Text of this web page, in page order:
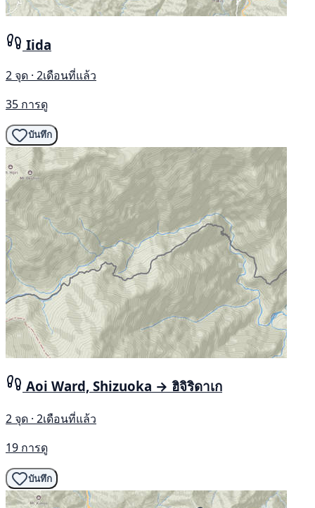
Iida
2 จุด · 2เดือนที่แล้ว
35 การดู
บันทึก
Aoi Ward, Shizuoka → ฮิจิริดาเก
2 จุด · 2เดือนที่แล้ว
19 การดู
บันทึก